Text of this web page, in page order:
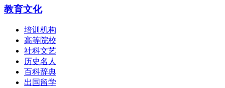
教育文化
培训机构
高等院校
社科文艺
历史名人
百科辞典
出国留学